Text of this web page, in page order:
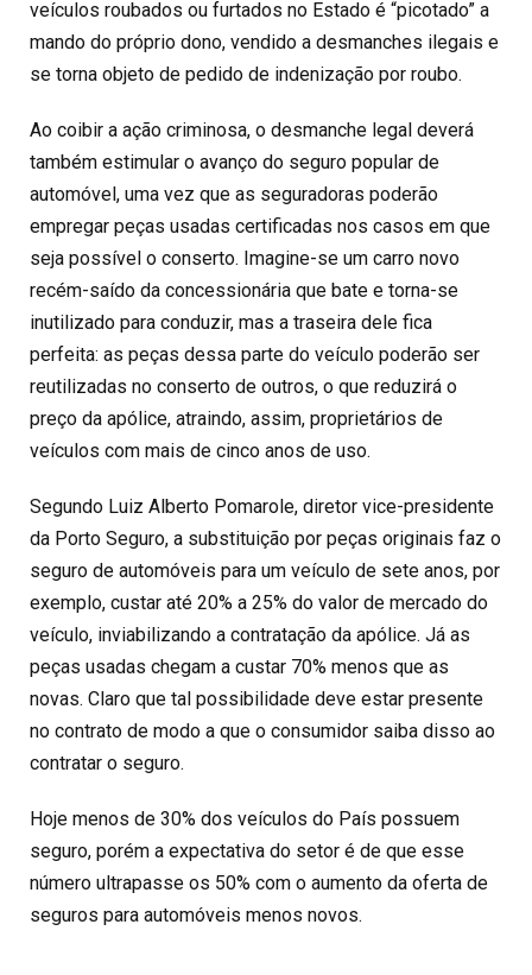
veículos roubados ou furtados no Estado é “picotado” a
mando do próprio dono, vendido a desmanches ilegais e
se torna objeto de pedido de indenização por roubo.
Ao coibir a ação criminosa, o desmanche legal deverá
também estimular o avanço do seguro popular de
automóvel, uma vez que as seguradoras poderão
empregar peças usadas certificadas nos casos em que
seja possível o conserto. Imagine-se um carro novo
recém-saído da concessionária que bate e torna-se
inutilizado para conduzir, mas a traseira dele fica
perfeita: as peças dessa parte do veículo poderão ser
reutilizadas no conserto de outros, o que reduzirá o
preço da apólice, atraindo, assim, proprietários de
veículos com mais de cinco anos de uso.
Segundo Luiz Alberto Pomarole, diretor vice-presidente
da Porto Seguro, a substituição por peças originais faz o
seguro de automóveis para um veículo de sete anos, por
exemplo, custar até 20% a 25% do valor de mercado do
veículo, inviabilizando a contratação da apólice. Já as
peças usadas chegam a custar 70% menos que as
novas. Claro que tal possibilidade deve estar presente
no contrato de modo a que o consumidor saiba disso ao
contratar o seguro.
Hoje menos de 30% dos veículos do País possuem
seguro, porém a expectativa do setor é de que esse
número ultrapasse os 50% com o aumento da oferta de
seguros para automóveis menos novos.